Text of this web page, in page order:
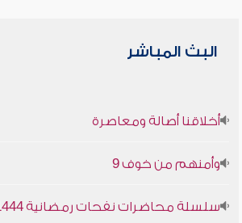
البث المباشر
أخلاقنا أصالة ومعاصرة
وأمنهم من خوف 9
سلسلة محاضرات نفحات رمضانية 1444هـ